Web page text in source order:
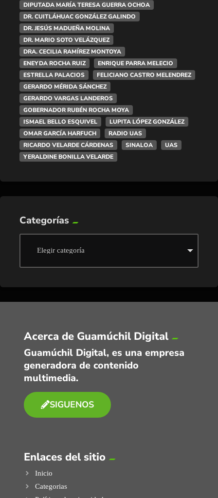
DIPUTADA MARÍA TERESA GUERRA OCHOA
DR. CUITLÁHUAC GONZÁLEZ GALINDO
DR. JESÚS MADUEÑA MOLINA
DR. MARIO SOTO VELÁZQUEZ
DRA. CECILIA RAMÍREZ MONTOYA
ENEYDA ROCHA RUIZ
ENRIQUE PARRA MELECIO
ESTRELLA PALACIOS
FELICIANO CASTRO MELENDREZ
GERARDO MÉRIDA SÁNCHEZ
GERARDO VARGAS LANDEROS
GOBERNADOR RUBÉN ROCHA MOYA
ISMAEL BELLO ESQUIVEL
LUPITA LÓPEZ GONZÁLEZ
OMAR GARCÍA HARFUCH
RADIO UAS
RICARDO VELARDE CÁRDENAS
SINALOA
UAS
YERALDINE BONILLA VELARDE
Categorías
Acerca de Guamúchil Digital
Guamúchil Digital, es una empresa
generadora de contenido
multimedia.
SIGUENOS
Enlaces del sitio
Inicio
Categorias